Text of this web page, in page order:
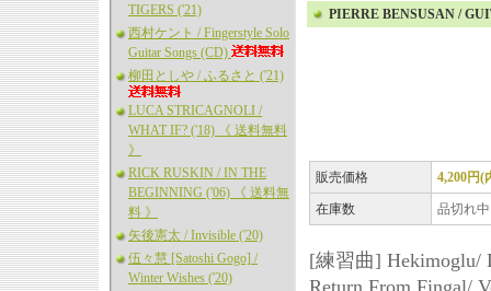
TIGERS ('21)
西村ケント / Fingerstyle Solo
Guitar Songs (CD)
柳田としや / ふるさと ('21)
LUCA STRICAGNOLI /
WHAT IF? ('18) 《 送料無料
》
RICK RUSKIN / IN THE
BEGINNING ('06) 《 送料無
料 》
矢後憲太 / Invisible ('20)
伍々慧 [Satoshi Gogo] /
Winter Wishes ('20)
PIERRE BENSUSAN /
販売価格 4,200円(
在庫数 品切れ中
[練習曲] Hekimoglu/